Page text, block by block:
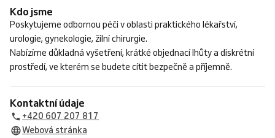
Kdo jsme
Poskytujeme odbornou péči v oblasti praktického lékařství,
urologie, gynekologie, žilní chirurgie.
Nabízíme důkladná vyšetření, krátké objednací lhůty a diskrétní
prostředí, ve kterém se budete cítit bezpečně a příjemně.
Kontaktní údaje
+420 607 207 817
Webová stránka